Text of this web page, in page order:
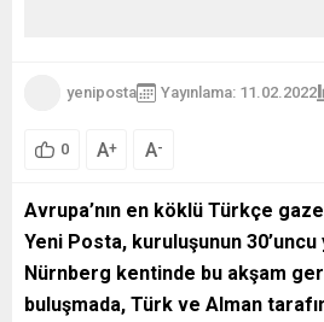
yeniposta Yayınlama: 11.02.2022
0 A+ A-
Avrupa’nın en köklü Türkçe
Yeni Posta, kuruluşunun 30’uncu
Nürnberg kentinde bu akşam
buluşmada, Türk ve Alman